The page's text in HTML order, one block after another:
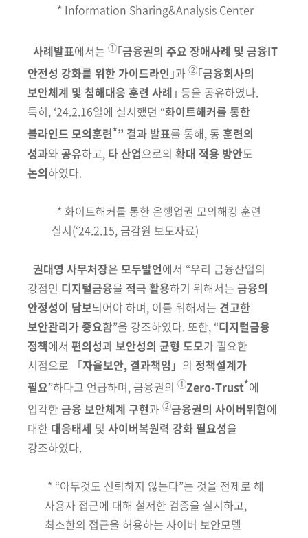
* Information Sharing&Analysis Center
사례발표에서는 ①｢금융권의 주요 장애사례 및 금융IT
안전성 강화를 위한가이드라인 ｣과 ②｢금융회사의
보안체계 및 침해대응 훈련 사례 ｣ 등을 공유하였다.
특히, ‘24.2.16일에 실시했던 “화이트해커를 통한
블라인드 모의훈련*” 결과 발표를 통해, 동 훈련의
성과와 공유하고, 타 산업으로의 확대 적용 방안도
논의하였다.
* 화이트해커를 통한 은행업권 모의해킹 훈련
실시(‘24.2.15, 금감원 보도자료)
권대영 사무처장은 모두발언에서 “우리 금융산업의
강점인 디지털금융을 적극 활용하기 위해서는 금융의
안정성이 담보되어야 하며, 이를 위해서는 견고한
보안관리가 중요함”을 강조하였다. 또한, “디지털금융
정책에서 편의성과 보안성의 균형 도모가 필요한
시점으로 「자율보안, 결과책임」 의 정책설계가
필요”하다고 언급하며, 금융권의 ①Zero-Trust*에
입각한 금융 보안체계 구현과 ②금융권의 사이버위협에
대한 대응태세 및 사이버복원력 강화 필요성을
강조하였다.
* “아무것도 신뢰하지 않는다”는 것을 전제로 해
사용자 접근에 대해 철저한 검증을 실시하고,
최소한의 접근을 허용하는 사이버 보안모델